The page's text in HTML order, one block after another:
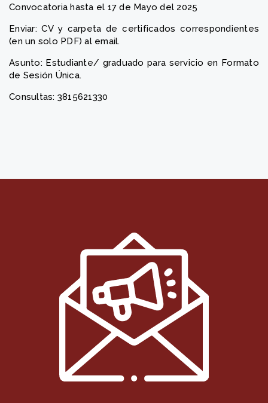
Convocatoria hasta el 17 de Mayo del 2025
Enviar: CV y carpeta de certificados correspondientes
(en un solo PDF) al email.
Asunto: Estudiante/ graduado para servicio en Formato
de Sesión Única.
Consultas: 3815621330